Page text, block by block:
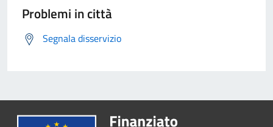
Problemi in città
Segnala disservizio